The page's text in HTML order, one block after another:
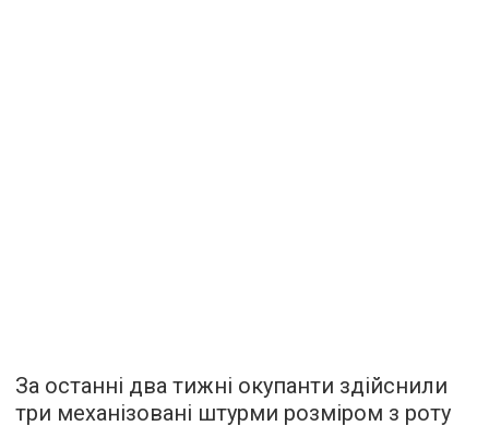
За останні два тижні окупанти здійснили
три механізовані штурми розміром з роту